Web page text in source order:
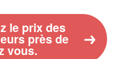
le prix des
près de
vous.